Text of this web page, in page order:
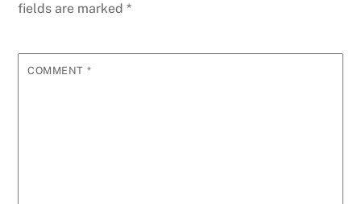
fields are marked*
COMMENT *